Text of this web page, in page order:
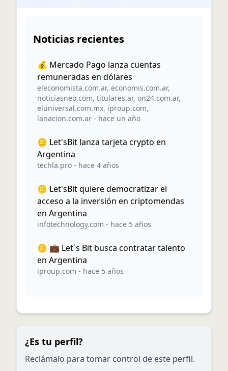
Noticias recientes
💰 Mercado Pago lanza cuentas
remuneradas en dólares
eleconomista.com.ar, economis.com.ar,
noticiasneo.com, titulares.ar, on24.com.ar,
eluniversal.com.mx, iproup.com,
lanacion.com.ar - hace un año
🪙 Let'sBit lanza tarjeta crypto en
Argentina
techla.pro - hace 4 años
🪙 Let'sBit quiere democratizar el
acceso a la inversión en criptomendas
en Argentina
infotechnology.com - hace 5 años
🪙 💼 Let´s Bit busca contratar talento
en Argentina
iproup.com - hace 5 años
¿Es tu perfil?
Reclámalo para tomar control de este perfil.